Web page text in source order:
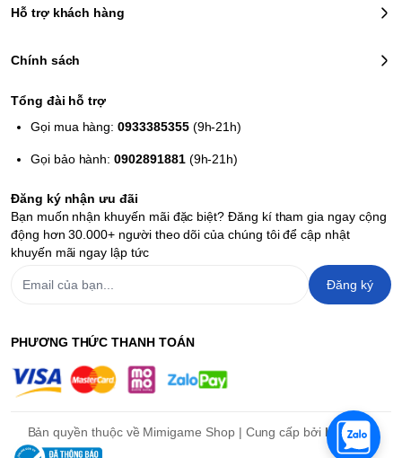
Hỗ trợ khách hàng
Chính sách
Tổng đài hỗ trợ
Gọi mua hàng:0933385355(9h-21h)
Gọi bảo hành:0902891881(9h-21h)
Đăng ký nhận ưu đãi
Bạn muốn nhận khuyến mãi đặc biệt? Đăng kí tham gia ngay cộng
động hơn 30.000+ người theo dõi của chúng tôi để cập nhật
khuyến mãi ngay lập tức
Đăng ký
PHƯƠNG THỨC THANH TOÁN
Bản quyền thuộc về Mimigame Shop | Cung cấp bởi Haravan